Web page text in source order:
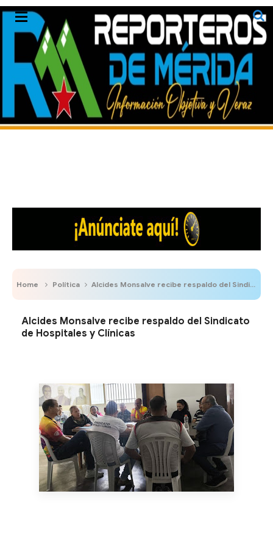
Home Política Alcides Monsalve recibe respaldo del Sindicato de Hospitales y Clínicas
Alcides Monsalve recibe respaldo del Sindicato
de Hospitales y Clínicas